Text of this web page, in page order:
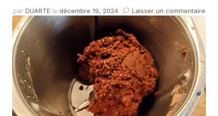
par DUARTE le décembre 19, 2024 Laisser un commentairesur
pain
–